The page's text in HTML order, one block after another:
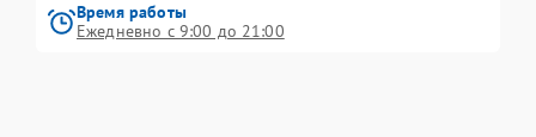
Время работы
Ежедневно с 9:00 до 21:00